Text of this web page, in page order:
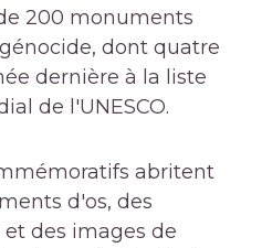
200 monuments
dont quatre
dernière à la liste
de l'UNESCO.
abritent
d'os, des
des images de